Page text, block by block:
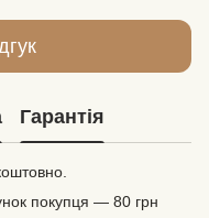
Гарантія
покупця — 80 грн